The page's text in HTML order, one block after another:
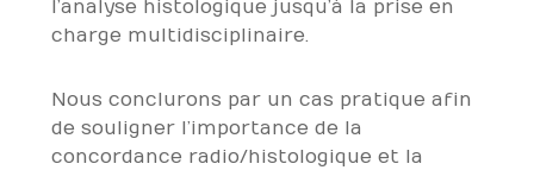
l’analyse histologique jusqu’à la prise en
charge multidisciplinaire.
Nous conclurons par un cas pratique afin
de souligner l’importance de la
concordance radio/histologique et la